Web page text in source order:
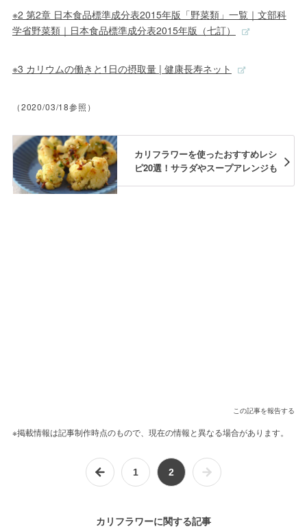
※2 第2章 日本食品標準成分表2015年版「野菜類」一覧｜文部科
学省野菜類｜日本食品標準成分表2015年版（七訂）
※3 カリウムの働きと1日の摂取量 | 健康長寿ネット
（2020/03/18参照）
カリフラワーを使ったおすすめレシ
ピ20選！サラダやスープアレンジも
この記事を報告する
※掲載情報は記事制作時点のもので、現在の情報と異なる場合があります。
1 2
カリフラワーに関する記事